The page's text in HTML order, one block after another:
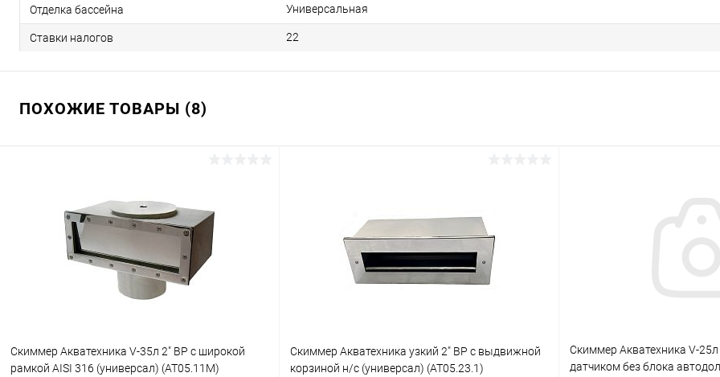
Отделка бассейна Универсальная
Ставки налогов 22
ПОХОЖИЕ ТОВАРЫ (8)
Скиммер Акватехника V-35л 2" ВР с широкой
рамкой AISI 316 (универсал) (AT05.11M)
Скиммер Акватехника узкий 2" ВР с выдвижной
корзиной н/с (универсал) (AT05.23.1)
Скиммер Акватехника V-
датчиком без блока